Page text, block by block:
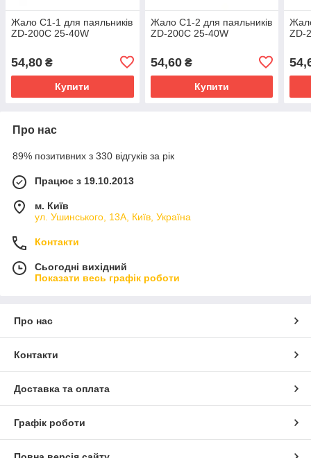
Жало C1-1 для паяльників
ZD-200C 25-40W
54,80 ₴
Купити
Жало C1-2 для паяльників
ZD-200C 25-40W
54,60₴
Купити
ZD-
Про нас
89% позитивних з 330 відгуків за рік
Працює з 19.10.2013
м. Київ
ул. Ушинського, 13А, Київ, Україна
Контакти
Сьогодні вихідний
Показати весь графік роботи
Про нас
Контакти
Доставка та оплата
Графік роботи